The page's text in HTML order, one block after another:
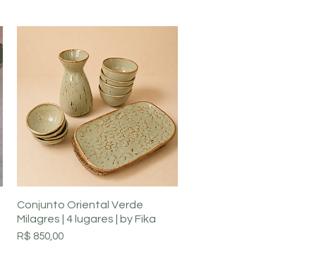
Visualização rápida
Conjunto Oriental Verde
Milagres | 4 lugares | by Fika
Preço
R$ 850,00